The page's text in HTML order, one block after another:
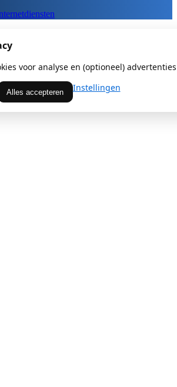
voor analyse en (optioneel)
Alles accepteren Instellingen